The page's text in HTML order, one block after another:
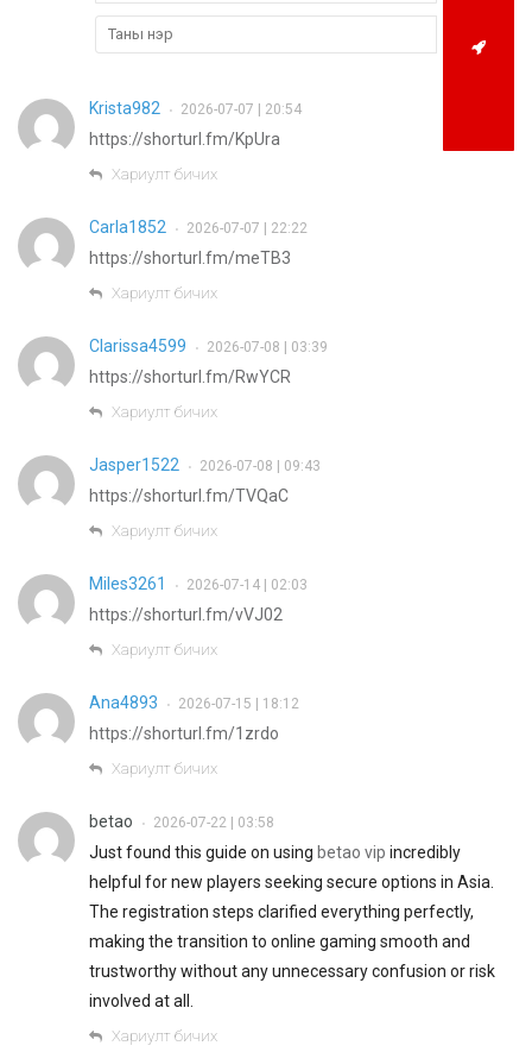
Krista982 • 2026-07-07 | 20:54
https://shorturl.fm/KpUra
Хариулт бичих
Carla1852 • 2026-07-07 | 22:22
https://shorturl.fm/meTB3
Хариулт бичих
Clarissa4599 • 2026-07-08 | 03:39
https://shorturl.fm/RwYCR
Хариулт бичих
Jasper1522 • 2026-07-08 | 09:43
https://shorturl.fm/TVQaC
Хариулт бичих
Miles3261 • 2026-07-14 | 02:03
https://shorturl.fm/vVJ02
Хариулт бичих
Ana4893 • 2026-07-15 | 18:12
https://shorturl.fm/1zrdo
Хариулт бичих
betao • 2026-07-22 | 03:58
Just found this guide on using betao vip incredibly
helpful for new players seeking secure options in Asia.
The registration steps clarified everything perfectly,
making the transition to online gaming smooth and
trustworthy without any unnecessary confusion or risk
involved at all.
Хариулт бичих